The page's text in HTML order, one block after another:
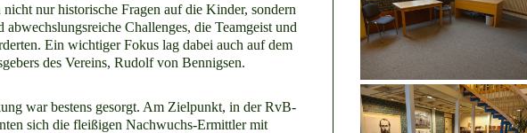
nur historische Fragen auf die Kinder, sondern
abwechslungsreiche Challenges, die Teamgeist und
Ein wichtiger Fokus lag dabei auch auf dem
des Vereins, Rudolf von Bennigsen.
war bestens gesorgt. Am Zielpunkt, in der RvB-
sich die fleißigen Nachwuchs-Ermittler mit